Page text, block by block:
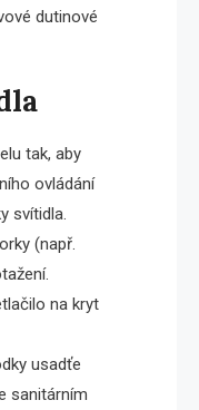
dutinové
tak, aby
ovládání
svítidla.
(např.
na kryt
usadťe
sanitárním